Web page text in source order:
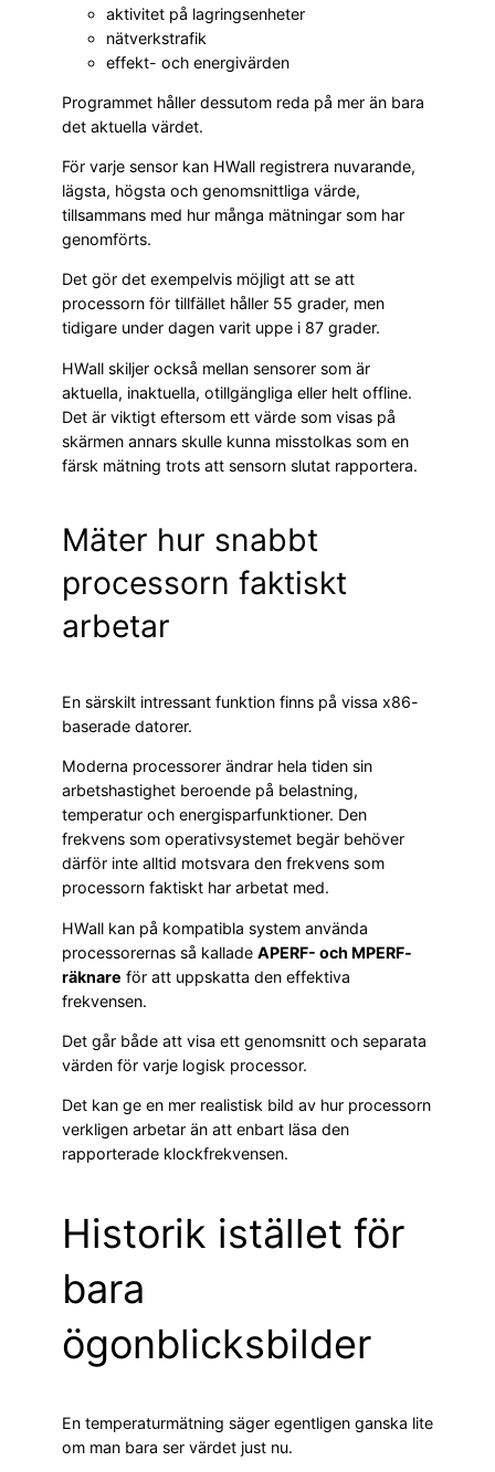
aktivitet på lagringsenheter
nätverkstrafik
effekt- och energivärden
Programmet håller dessutom reda på mer än bara
det aktuella värdet.
För varje sensor kan HWall registrera nuvarande,
lägsta, högsta och genomsnittliga värde,
tillsammans med hur många mätningar som har
genomförts.
Det gör det exempelvis möjligt att se att
processorn för tillfället håller 55 grader, men
tidigare under dagen varit uppe i 87 grader.
HWall skiljer också mellan sensorer som är
aktuella, inaktuella, otillgängliga eller helt offline.
Det är viktigt eftersom ett värde som visas på
skärmen annars skulle kunna misstolkas som en
färsk mätning trots att sensorn slutat rapportera.
Mäter hur snabbt
processorn faktiskt
arbetar
En särskilt intressant funktion finns på vissa x86-
baserade datorer.
Moderna processorer ändrar hela tiden sin
arbetshastighet beroende på belastning,
temperatur och energisparfunktioner. Den
frekvens som operativsystemet begär behöver
därför inte alltid motsvara den frekvens som
processorn faktiskt har arbetat med.
HWall kan på kompatibla system använda
processorernas så kallade APERF- och MPERF-
räknare för att uppskatta den effektiva
frekvensen.
Det går både att visa ett genomsnitt och separata
värden för varje logisk processor.
Det kan ge en mer realistisk bild av hur processorn
verkligen arbetar än att enbart läsa den
rapporterade klockfrekvensen.
Historik istället för
bara
ögonblicksbilder
En temperaturmätning säger egentligen ganska lite
om man bara ser värdet just nu.